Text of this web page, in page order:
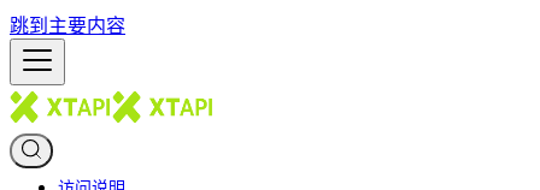
跳到主要内容